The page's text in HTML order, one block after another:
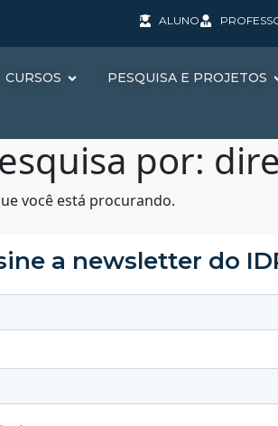
ALUNO
CURSOS PESQUISA E PROJETOS
por:
você está procurando.
a newsletter do